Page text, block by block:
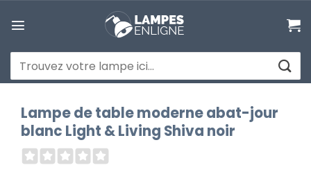
au
Recherche
pour :
Lampe de table moderne abat-jour
blanc Light & Living Shiva noir